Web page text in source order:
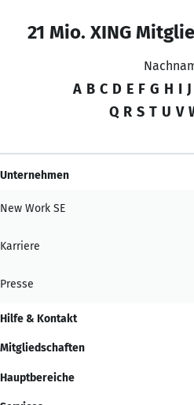
21 Mio. XING
A B C D E F G H I J
Q R S T U V
Unternehmen
New Work SE
Karriere
Presse
Hilfe & Kontakt
Mitgliedschaften
Hauptbereiche